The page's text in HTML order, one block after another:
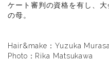
ケート審判の資格を有し、
の母。
Hair&make：Yuzuka
Photo：Rika Matsukawa